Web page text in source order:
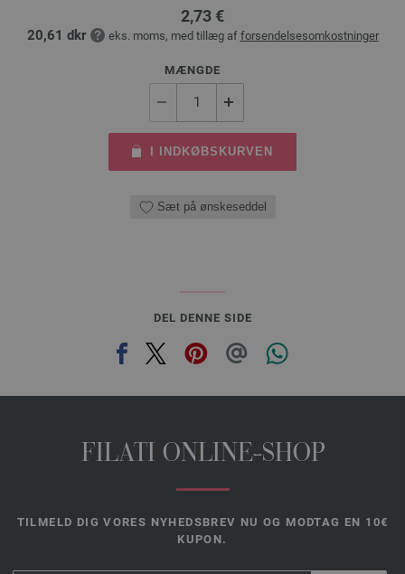
2,73 €
20,61 dkr eks. moms, med tillæg af forsendelsesomkostninger
MÆNGDE
I INDKØBSKURVEN
Sæt på ønskeseddel
DEL DENNE SIDE
FILATI ONLINE-SHOP
TILMELD DIG VORES NYHEDSBREV NU OG MODTAG EN 10€
KUPON.